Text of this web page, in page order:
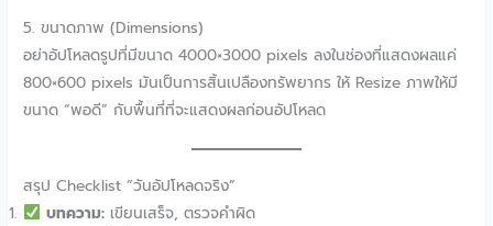
5. ขนาดภาพ (Dimensions)
อย่าอัปโหลดรูปที่มีขนาด 4000×3000 pixels ลงในช่องที่แสดงผลแค่
800×600 pixels มันเป็นการสิ้นเปลืองทรัพยากร ให้ Resize ภาพให้มี
ขนาด “พอดี” กับพื้นที่ที่จะแสดงผลก่อนอัปโหลด
สรุป Checklist “วันอัปโหลดจริง”
บทความ:เขียนเสร็จ, ตรวจคำผิด